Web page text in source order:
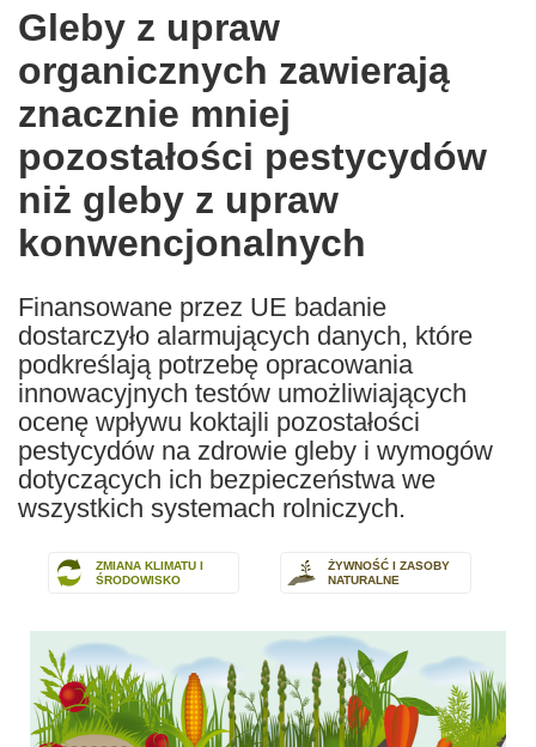
the
following
languages:
Gleby z upraw
organicznych zawierają
znacznie mniej
pozostałości pestycydów
niż gleby z upraw
konwencjonalnych
Finansowane przez UE badanie
dostarczyło alarmujących danych, które
podkreślają potrzebę opracowania
innowacyjnych testów umożliwiających
ocenę wpływu koktajli pozostałości
pestycydów na zdrowie gleby i wymogów
dotyczących ich bezpieczeństwa we
wszystkich systemach rolniczych.
ZMIANA KLIMATU I
ŚRODOWISKO
ŻYWNOŚĆ I ZASOBY
NATURALNE